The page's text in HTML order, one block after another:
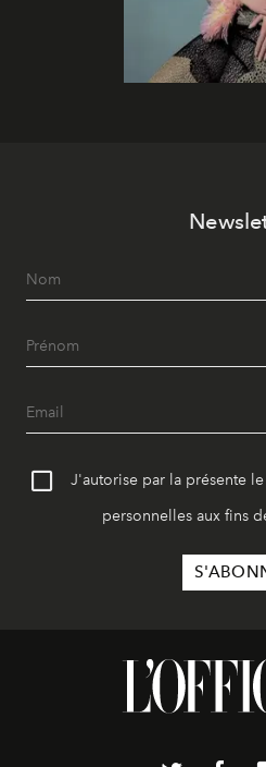
J'autorise par la présente
personnelles aux fins